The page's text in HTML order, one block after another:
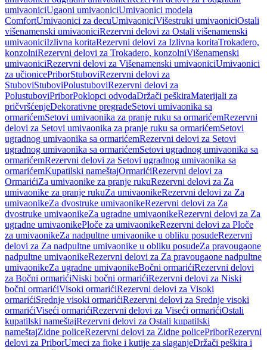
umivaoniciUgaoni umivaoniciUmivaonici modela
ComfortUmivaonici za decuUmivaoniciVišestruki umivaoniciOstali
višenamenski umivaoniciRezervni delovi za Ostali višenamenski
umivaoniciIzlivna koritaRezervni delovi za Izlivna koritaTrokadero,
konzolniRezervni delovi za Trokadero, konzolniVišenamenski
umivaoniciRezervni delovi za Višenamenski umivaoniciUmivaonici
za učionicePriborStuboviRezervni delovi za
StuboviStuboviPolustuboviRezervni delovi za
PolustuboviPriborPoklopci odvodaDržači peškiraMaterijali za
pričvršćenjeDekorativne pregradeSetovi umivaonika sa
ormarićemSetovi umivaonika za pranje ruku sa ormarićemRezervni
delovi za Setovi umivaonika za pranje ruku sa ormarićemSetovi
ugradnog umivaonika sa ormarićemRezervni delovi za Setovi
ugradnog umivaonika sa ormarićemSetovi ugradnog umivaonika sa
ormarićemRezervni delovi za Setovi ugradnog umivaonika sa
ormarićemKupatilski nameštajOrmarićiRezervni delovi za
OrmarićiZa umivaonike za pranje rukuRezervni delovi za Za
umivaonike za pranje rukuZa umivaonikeRezervni delovi za Za
umivaonikeZa dvostruke umivaonikeRezervni delovi za Za
dvostruke umivaonikeZa ugradne umivaonikeRezervni delovi za Za
ugradne umivaonikePloče za umivaonikeRezervni delovi za Ploče
za umivaonikeZa nadpultne umivaonike u obliku posudeRezervni
delovi za Za nadpultne umivaonike u obliku posudeZa pravougaone
nadpultne umivaonikeRezervni delovi za Za pravougaone nadpultne
umivaonikeZa ugradne umivaonikeBočni ormarićiRezervni delovi
za Bočni ormarićiNiski bočni ormarićiRezervni delovi za Niski
bočni ormarićiVisoki ormarićiRezervni delovi za Visoki
ormarićiSrednje visoki ormarićiRezervni delovi za Srednje visoki
ormarićiViseći ormarićiRezervni delovi za Viseći ormarićiOstali
kupatilski nameštajRezervni delovi za Ostali kupatilski
nameštajZidne policeRezervni delovi za Zidne policePriborRezervni
delovi za PriborUmeci za fioke i kutije za slaganjeDržači peškira i